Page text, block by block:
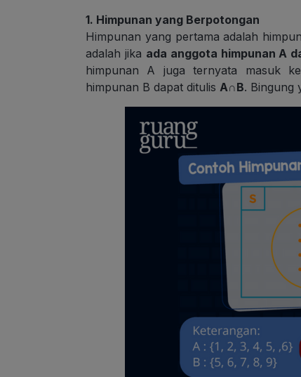
1. Himpunan yang Berpotongan
Himpunan yang pertama adalah
adalah jika ada anggota himpunan A
himpunan A juga ternyata masuk
himpunan B dapat ditulis A∩B. Bingung